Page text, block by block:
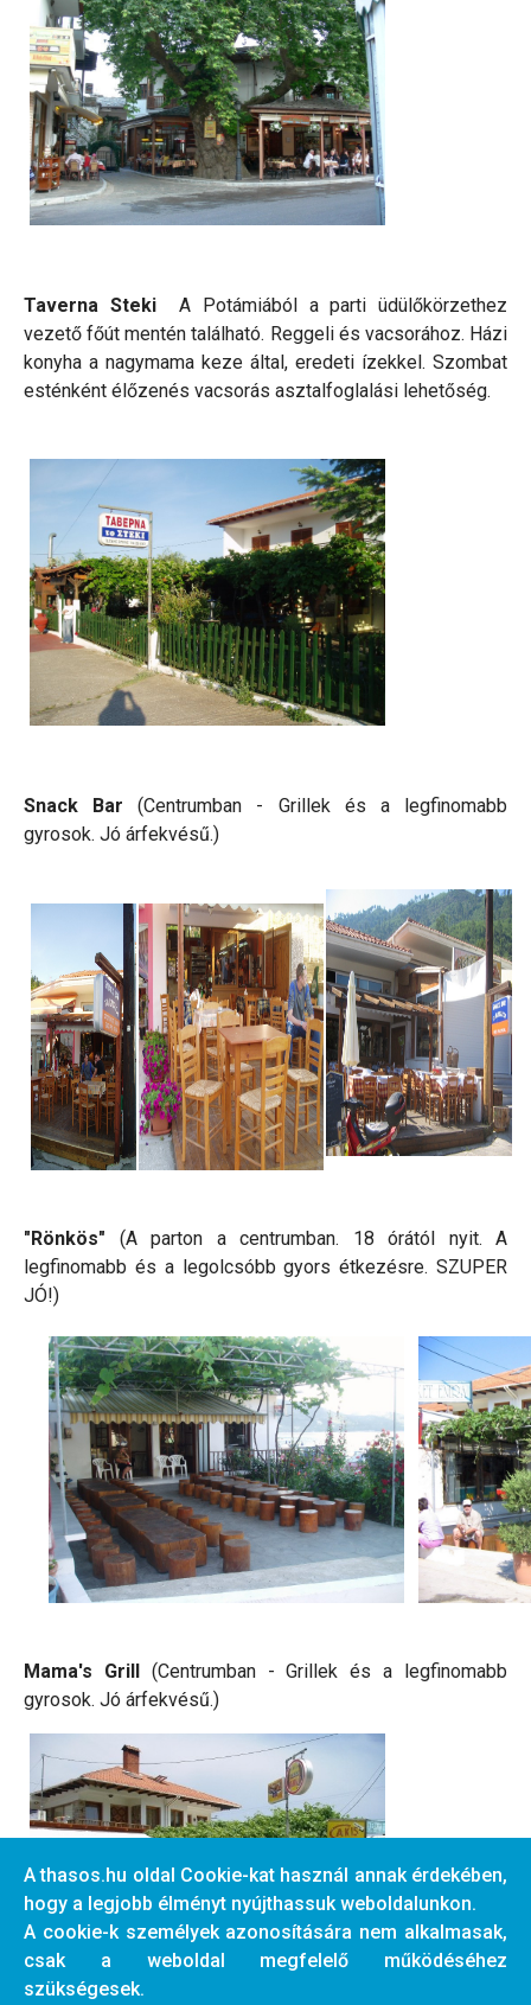
Taverna StekiA Potámiából a parti üdülőkörzethez
vezető főút mentén található. Reggeli és vacsorához. Házi
konyha a nagymama keze által, eredeti ízekkel. Szombat
esténként élőzenés vacsorás asztalfoglalási lehetőség.
Snack Bar (Centrumban - Grillek és a legfinomabb
gyrosok. Jó árfekvésű.)
"Rönkös" (A parton a centrumban. 18 órától nyit. A
legfinomabb és a legolcsóbb gyors étkezésre. SZUPER
JÓ!)
Mama's Grill(Centrumban - Grillek és a legfinomabb
gyrosok. Jó árfekvésű.)
A thasos.hu oldal Cookie-kat használ annak érdekében,
hogy a legjobb élményt nyújthassuk weboldalunkon.
A cookie-k személyek azonosítására nem alkalmasak,
csak a weboldal megfelelő működéséhez
szükségesek.